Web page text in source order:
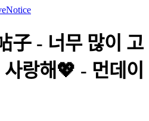
Notice
子 - 너무 많이 고
랑해💖 - 먼데이